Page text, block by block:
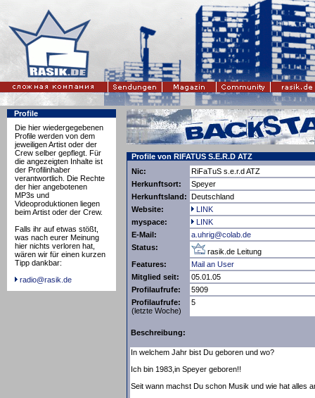
Profile
Die hier wiedergegebenen
Profile werden von dem
jeweiligen Artist oder der
Crew selber gepflegt. Für
die angezeigten Inhalte ist
der Profilinhaber
verantwortlich. Die Rechte
der hier angebotenen
MP3s und
Videoproduktionen liegen
beim Artist oder der Crew.
Falls ihr auf etwas stößt,
was nach eurer Meinung
hier nichts verloren hat,
wären wir für einen kurzen
Tipp dankbar:
radio@rasik.de
Profile von RIFATUS S.E.R.D ATZ
Nic:
RiFaTuS s.e.r.d ATZ
Herkunftsort:
Speyer
Herkunftsland: Deutschland
Website:
LINK
myspace:
LINK
E-Mail:
a.uhrig@colab.de
Status:
rasik.de Leitung
Features:
Mail an User
Mitglied seit:
05.01.05
Profilaufrufe:
5909
Profilaufrufe:
(letzte Woche)
5
Beschreibung:
In welchem Jahr bist Du geboren und wo?
Ich bin 1983,in Speyer geboren!!
Seit wann machst Du schon Musik und wie hat alles